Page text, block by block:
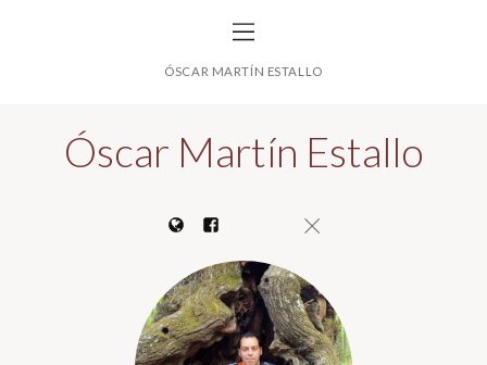
ÓSCAR MARTÍN ESTALLO
Óscar Martín Estallo